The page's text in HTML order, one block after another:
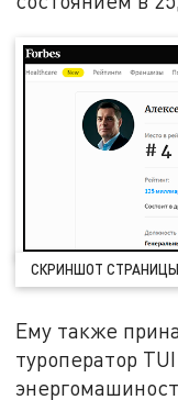
СКРИНШОТ СТРАНИЦЫ
Ему также
туроператор TUI